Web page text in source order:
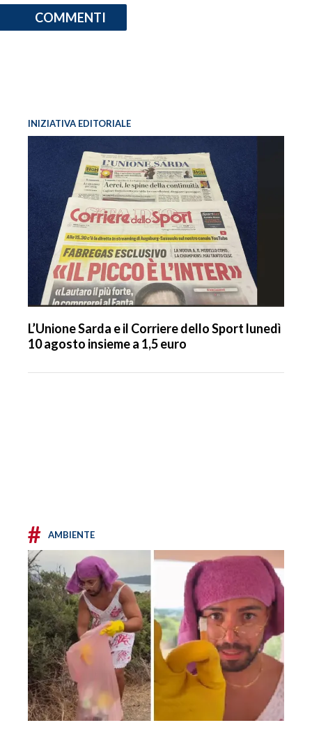
COMMENTI
INIZIATIVA EDITORIALE
L’Unione Sarda e il Corriere dello Sport lunedì
10 agosto insieme a 1,5 euro
# AMBIENTE